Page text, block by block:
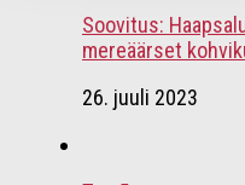
Soovitus:
mereäärset
26. juuli 2023